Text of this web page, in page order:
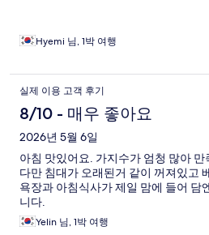
Hyemi 님, 1박 여행
실제 이용 고객 후기
8/10 - 매우 좋아요
2026년 5월 6일
아침 맛있어요. 가지수가 엄청 많아
다만 침대가 오래된거 같이 꺼져있고
욕장과 아침식사가 제일 맘에 들어 담
니다.
Yelin 님, 1박 여행